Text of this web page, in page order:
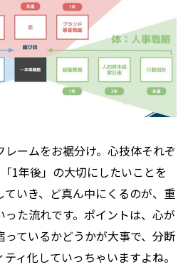
ームをお裾分け。心技体それぞ
1年後」の大切にしたいことを
いき、ど真ん中にくるのが、重
た流れです。ポイントは、心が
ているかどうかが大事で、分断
ィ化していっちゃいますよね。